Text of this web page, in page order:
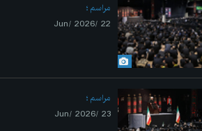
مراسم
22 /Jun/ 2026
مراسم
23 /Jun/ 2026